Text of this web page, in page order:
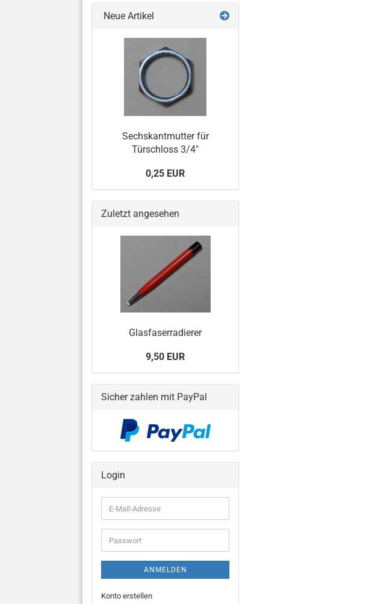
Neue Artikel
Sechskantmutter für
Türschloss 3/4"
0,25 EUR
Zuletzt angesehen
Glasfaserradierer
9,50 EUR
Sicher zahlen mit PayPal
Login
E-
Mail-
Adresse
Passwort
ANMELDEN
Konto erstellen